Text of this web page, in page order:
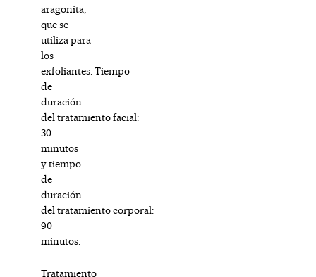
aragonita,
que se
utiliza para
los
exfoliantes. Tiempo
de
duración
del tratamiento facial:
30
minutos
y tiempo
de
duración
del tratamiento corporal:
90
minutos.
Tratamiento